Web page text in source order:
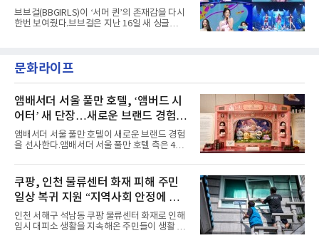
록된 ‘GO!’다. 이 노래는 공개 약 9개월 만인 지
난달 26일 자에 2억 고지를 밟았다. 이는 최근 5
년 내 데뷔한 보이그룹의 곡 중 최단기 2억 달성
했다. “내 티, 5 bucks 바지는, 만원” 등 멤버들
의 라이프 스타일
냥
브브걸(BBGIRLS)이 ‘서머 퀸’의 존재감을 다시
한번 보여줬다.브브걸은 지난 16일 새 싱글
MBC '쇼! 음악중심', SBS '인기가요' 등 주요 음
악방송 무대에 올라 화려한 퍼포먼스를 펼쳤다.
력을 앞세워 매 무대 색다른 볼거리를 선사했다.
특히 화사한 파스텔 톤의 비치웨어부터 청량한
마린룩, 햇살 아래 반짝이는 물결을 연상시키는
스커트, 강렬한 붉은 계열의 스타일링까지 각기
다른 매력을 선보였다. 브브걸은 다채로운 여름
패션을 완벽하게 소화하며 보
문화라이프
앰배서더 서울 풀만 호텔, ‘앰버드 시
어터’ 새 단장…새로운 브랜드 경험 선
사
앰배서더 서울 풀만 호텔이 새로운 브랜드 경험
을 선사한다.앰배서더 서울 풀만 호텔 측은 4일
이야기를 담은 인형 극장 콘셉트의 공간 ‘앰버드
시어터(Ambird Theater)’를 새롭게 선보인
다”고 밝혔다.앰배서더 서울 풀만 호텔은 로비
한편에 마련된 앰버드 존을 통해 앰버드의 세계
관을 소개해왔다. 앰버드 존은 앰버드가 우주여
행 중 수집한 다양한 굿즈를 전시한 '앰버드 플래
닛(Ambird Planet)과 계절별 플라워 연출로 사
쿠팡, 인천 물류센터 화재 피해 주민
일상 복귀 지원 “지역사회 안정에 총
력”
인천 서해구 석남동 쿠팡 물류센터 화재로 인해
임시 대피소 생활을 지속해온 주민들이 생활 터